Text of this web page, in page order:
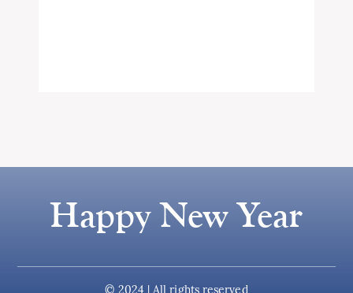
Happy New Year
© 2024 | All rights reserved